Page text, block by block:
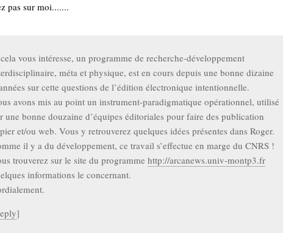
pas sur moi.......
vous intéresse, un programme de recherche-développement
méta et physique, est en cours depuis une bonne dizaine
sur cette questions de l’édition électronique intentionnelle.
avons mis au point un instrument-paradigmatique opérationnel, utilisé
une bonne douzaine d’équipes éditoriales pour faire des publication
et/ou web. Vous y retrouverez quelques idées présentes dans Roger.
il y a du développement, ce travail s’effectue en marge du CNRS !
trouverez sur le site du programme http://arcanews.univ-montp3.fr
informations le concernant.
]